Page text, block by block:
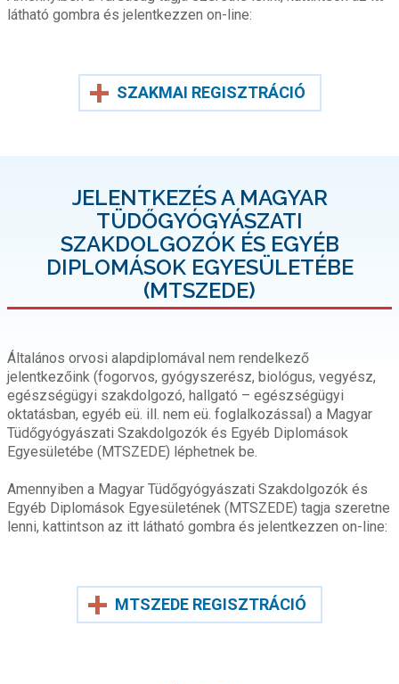
látható gombra és jelentkezzen on-line:
SZAKMAI REGISZTRÁCIÓ
JELENTKEZÉS A MAGYAR
TÜDŐGYÓGYÁSZATI
SZAKDOLGOZÓK ÉS EGYÉB
DIPLOMÁSOK EGYESÜLETÉBE
(MTSZEDE)
Általános orvosi alapdiplomával nem rendelkező
jelentkezőink (fogorvos, gyógyszerész, biológus, vegyész,
egészségügyi szakdolgozó, hallgató – egészségügyi
oktatásban, egyéb eü. ill. nem eü. foglalkozással) a Magyar
Tüdőgyógyászati Szakdolgozók és Egyéb Diplomások
Egyesületébe (MTSZEDE) léphetnek be.
Amennyiben a Magyar Tüdőgyógyászati Szakdolgozók és
Egyéb Diplomások Egyesületének (MTSZEDE) tagja szeretne
lenni, kattintson az itt látható gombra és jelentkezzen on-line:
MTSZEDE REGISZTRÁCIÓ